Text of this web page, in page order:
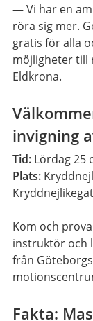
— Vi har en
röra sig mer.
gratis för alla
möjligheter till
Eldkrona.
invigning
Tid: Lördag 25
Plats:
Kom och
instruktör och
från
Fakta: